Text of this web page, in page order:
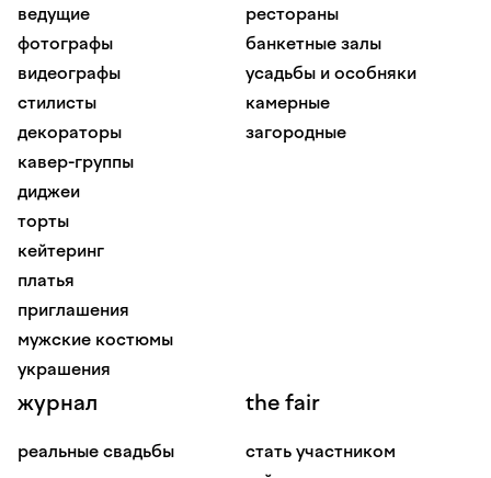
ведущие
фотографы
видеографы
стилисты
декораторы
кавер-группы
диджеи
торты
кейтеринг
платья
приглашения
мужские костюмы
украшения
рестораны
банкетные залы
усадьбы и особняки
камерные
загородные
журнал
реальные свадьбы
the fair
стать участником